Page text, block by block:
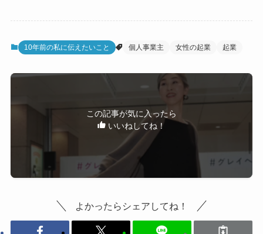
10年前の私に伝えたいこと 個人事業主 女性の起業 起業
この記事が気に入ったら
いいねしてね！
よかったらシェアしてね！